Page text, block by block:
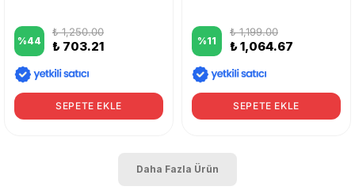
%44
₺ 1,250.00
₺ 703.21
SEPETE EKLE
%11
₺ 1,199.00
₺ 1,064.67
SEPETE EKLE
Daha Fazla Ürün